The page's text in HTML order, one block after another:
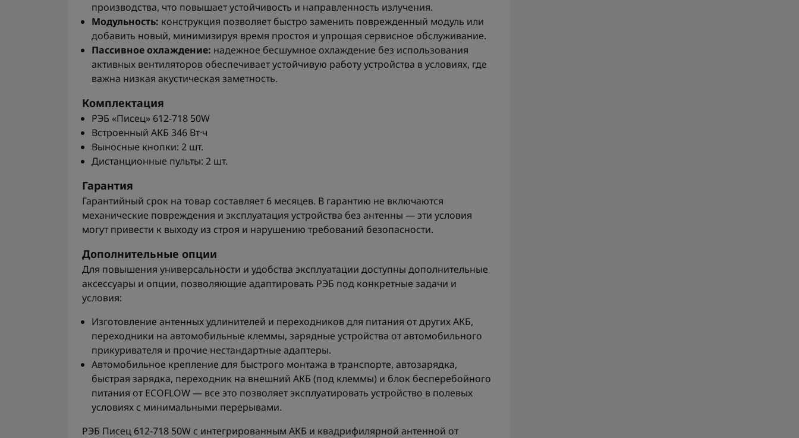
производства, что повышает устойчивость и направленность излучения.
Модульность: конструкция позволяет быстро заменить поврежденный модуль или
добавить новый, минимизируя время простоя и упрощая сервисное обслуживание.
Пассивное охлаждение: надежное бесшумное охлаждение без использования
активных вентиляторов обеспечивает устойчивую работу устройства в условиях, где
важна низкая акустическая заметность.
Комплектация
РЭБ «Писец» 612-718 50W
Встроенный АКБ 346 Вт·ч
Выносные кнопки: 2 шт.
Дистанционные пульты: 2 шт.
Гарантия
Гарантийный срок на товар составляет 6 месяцев. В гарантию не включаются
механические повреждения и эксплуатация устройства без антенны — эти условия
могут привести к выходу из строя и нарушению требований безопасности.
Дополнительные опции
Для повышения универсальности и удобства эксплуатации доступны дополнительные
аксессуары и опции, позволяющие адаптировать РЭБ под конкретные задачи и
условия:
Изготовление антенных удлинителей и переходников для питания от других АКБ,
переходники на автомобильные клеммы, зарядные устройства от автомобильного
прикуривателя и прочие нестандартные адаптеры.
Автомобильное крепление для быстрого монтажа в транспорте, автозарядка,
быстрая зарядка, переходник на внешний АКБ (под клеммы) и блок бесперебойного
питания от ECOFLOW — все это позволяет эксплуатировать устройство в полевых
условиях с минимальными перерывами.
РЭБ Писец 612-718 50W с интегрированным АКБ и квадрифилярной антенной от